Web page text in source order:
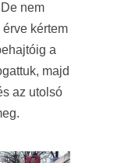
nem
kértem
a
majd
az utolsó